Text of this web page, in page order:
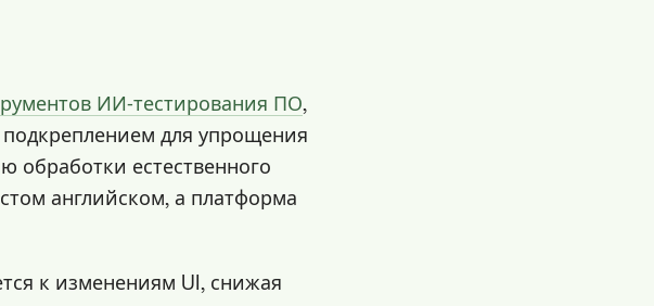
ИИ‑тестирования ПО,
подкреплением для упрощения
обработки естественного
английском, а платформа
к изменениям UI, снижая